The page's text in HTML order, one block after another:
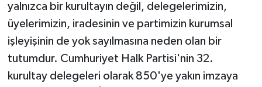
yalnızca bir kurultayın değil, delegelerimizin,
üyelerimizin, iradesinin ve partimizin kurumsal
işleyişinin de yok sayılmasına neden olan bir
tutumdur. Cumhuriyet Halk Partisi'nin 32.
kurultay delegeleri olarak 850'ye yakın imzaya